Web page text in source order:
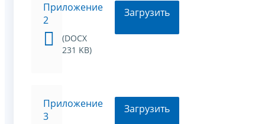
Приложение
2
(DOCX
231 KB)
Загрузить
Приложение
3
Загрузить